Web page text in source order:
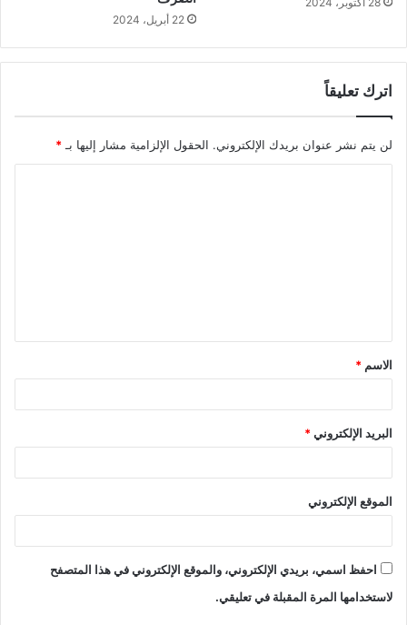
22 أبريل، 2024
اترك تعليقاً
لن يتم نشر عنوان بريدك الإلكتروني. الحقول الإلزامية مشار إليها بـ*
ق
*
الاسم *
البريد الإلكتروني*
الموقع الإلكتروني
احفظ اسمي، بريدي الإلكتروني، والموقع الإلكتروني في هذا المتصفح
لاستخدامها المرة المقبلة في تعليقي.